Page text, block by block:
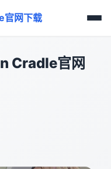
官网下载
Cradle官网